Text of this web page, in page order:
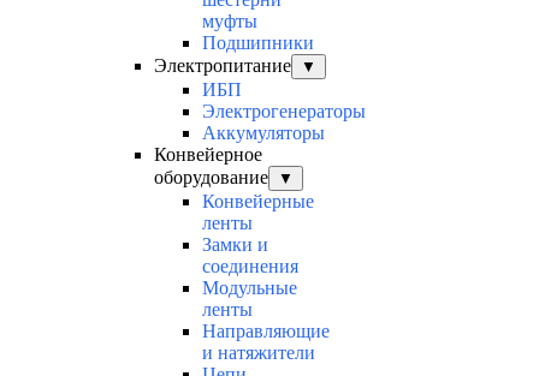
муфты
Подшипники
Электропитание
▼
ИБП
Электрогенераторы
Аккумуляторы
Конвейерное
оборудование
▼
Конвейерные
ленты
Замки и
соединения
Модульные
ленты
Направляющие
и натяжители